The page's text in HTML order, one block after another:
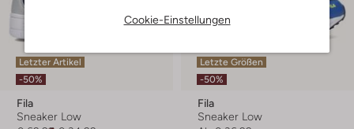
Cookie-Einstellungen
Letzter Artikel
-50%
Fila
Sneaker Low
Letzte Größen
-50%
Fila
Sneaker Low